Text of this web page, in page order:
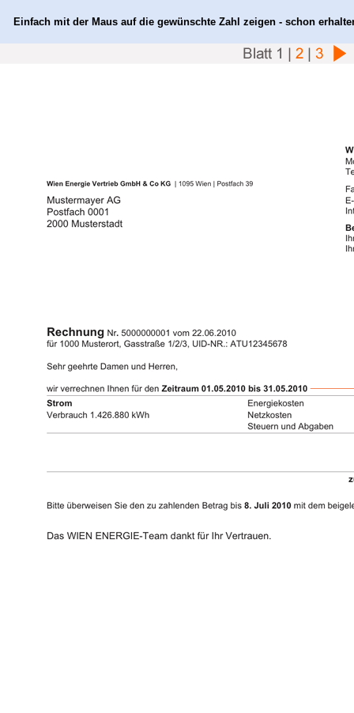
Einfach mit der Maus auf die gewünschte Zahl zeigen - schon